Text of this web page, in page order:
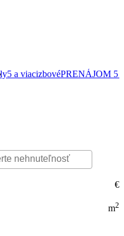
5 a viacizbovéPRENÁJOM 5
€
m2